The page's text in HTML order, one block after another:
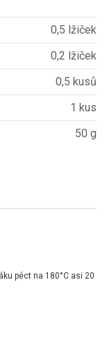
0,5 lžiček
0,2 lžiček
0,5 kusů
1 kus
50 g
péct na 180°C asi 20